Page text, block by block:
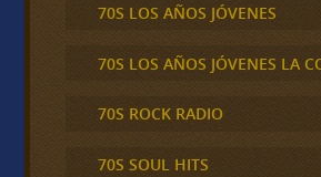
70S LOS AÑOS JÓVENES
70S LOS AÑOS JÓVENES LA
70S ROCK RADIO
70S SOUL HITS